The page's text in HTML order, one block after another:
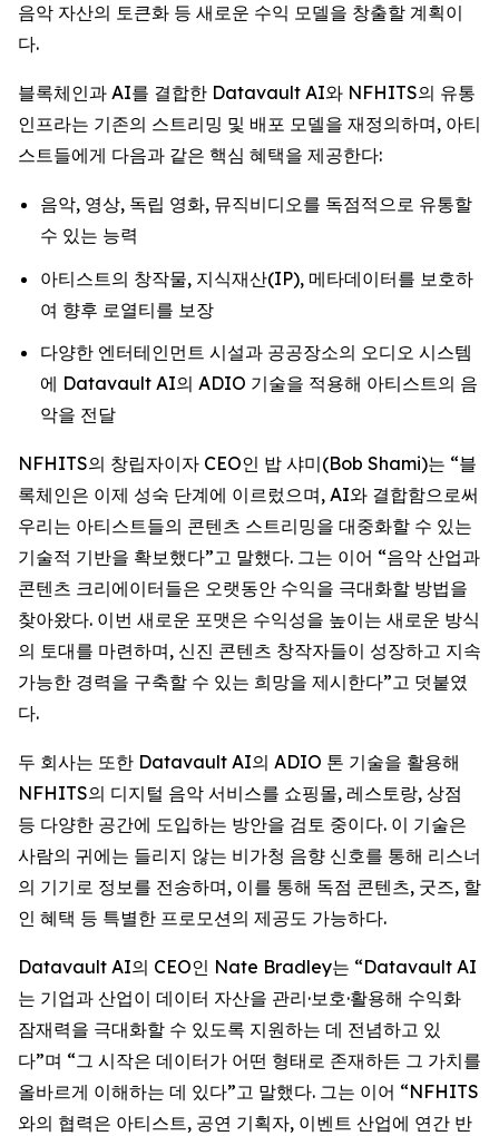
음악 자산의 토큰화 등 새로운 수익 모델을 창출할 계획이
다.
블록체인과 AI를 결합한 Datavault AI와 NFHITS의 유통
인프라는 기존의 스트리밍 및 배포 모델을 재정의하며, 아티
스트들에게 다음과 같은 핵심 혜택을 제공한다:
음악, 영상, 독립 영화, 뮤직비디오를 독점적으로 유통할
수 있는 능력
아티스트의 창작물, 지식재산(IP), 메타데이터를 보호하
여 향후 로열티를 보장
다양한 엔터테인먼트 시설과 공공장소의 오디오 시스템
에 Datavault AI의 ADIO 기술을 적용해 아티스트의 음
악을 전달
NFHITS의 창립자이자 CEO인 밥 샤미(Bob Shami)는 “블
록체인은 이제 성숙 단계에 이르렀으며, AI와 결합함으로써
우리는 아티스트들의 콘텐츠 스트리밍을 대중화할 수 있는
기술적 기반을 확보했다”고 말했다. 그는 이어 “음악 산업과
콘텐츠 크리에이터들은 오랫동안 수익을 극대화할 방법을
찾아왔다. 이번 새로운 포맷은 수익성을 높이는 새로운 방식
의 토대를 마련하며, 신진 콘텐츠 창작자들이 성장하고 지속
가능한 경력을 구축할 수 있는 희망을 제시한다”고 덧붙였
다.
두 회사는 또한 Datavault AI의 ADIO 톤 기술을 활용해
NFHITS의 디지털 음악 서비스를 쇼핑몰, 레스토랑, 상점
등 다양한 공간에 도입하는 방안을 검토 중이다. 이 기술은
사람의 귀에는 들리지 않는 비가청 음향 신호를 통해 리스너
의 기기로 정보를 전송하며, 이를 통해 독점 콘텐츠, 굿즈, 할
인 혜택 등 특별한 프로모션의 제공도 가능하다.
Datavault AI의 CEO인 Nate Bradley는 “Datavault AI
는 기업과 산업이 데이터 자산을 관리·보호·활용해 수익화
잠재력을 극대화할 수 있도록 지원하는 데 전념하고 있
다”며 “그 시작은 데이터가 어떤 형태로 존재하든 그 가치를
올바르게 이해하는 데 있다”고 말했다. 그는 이어 “NFHITS
와의 협력은 아티스트, 공연 기획자, 이벤트 산업에 연간 반